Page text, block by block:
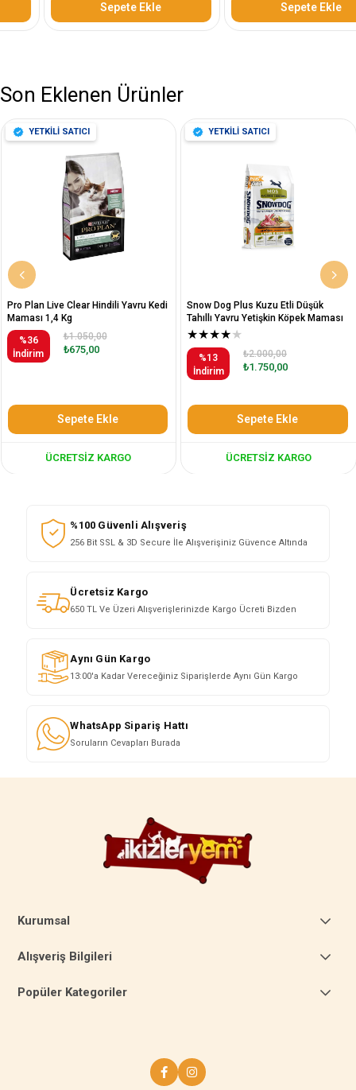
Sepete Ekle Sepete Ekle
Son Eklenen Ürünler
Pro Plan Live Clear Hindili Yavru Kedi
Maması 1,4 Kg
%36
İndirim
₺675,00
₺1.050,00
Sepete Ekle
ÜCRETSIZ KARGO
YETKİLİ SATICI
Snow Dog Plus Kuzu Etli Düşük
Tahıllı Yavru Yetişkin Köpek Maması
12 Kg
★★★★★
%13
İndirim
₺1.750,00
₺2.000,00
Sepete Ekle
ÜCRETSIZ KARGO
YETKİLİ SATICI
%100 Güvenli Alışveriş
256 Bit SSL & 3D Secure İle Alışverişiniz Güvence Altında
Ücretsiz Kargo
650 TL Ve Üzeri Alışverişlerinizde Kargo Ücreti Bizden
Aynı Gün Kargo
13:00'a Kadar Vereceğiniz Siparişlerde Aynı Gün Kargo
WhatsApp Sipariş Hattı
Soruların Cevapları Burada
Kurumsal
Alışveriş Bilgileri
Popüler Kategoriler